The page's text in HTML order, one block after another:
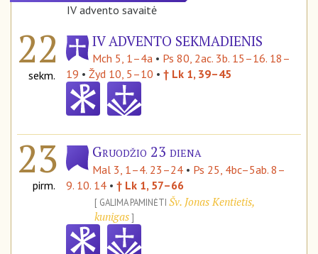
IV advento savaitė
22
sekm.
IV ADVENTO SEKMADIENIS
Mch 5, 1–4a • Ps 80, 2ac. 3b. 15–16. 18–
19 • Žyd 10, 5–10 • † Lk 1, 39–45
23
pirm.
Gruodžio 23 diena
Mal 3, 1–4. 23–24 • Ps 25, 4bc–5ab. 8–
9. 10. 14 • † Lk 1, 57–66
GALIMA PAMINĖTI Šv. Jonas Kentietis,
kunigas